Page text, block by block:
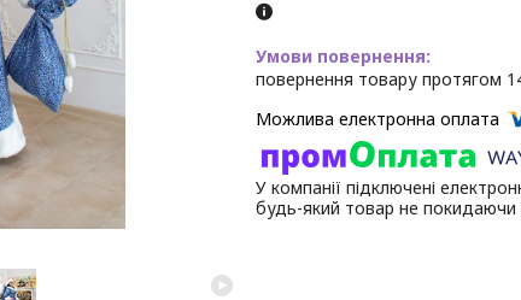
повернення товару протягом
У компанії підключені
будь-який товар не покидаючи